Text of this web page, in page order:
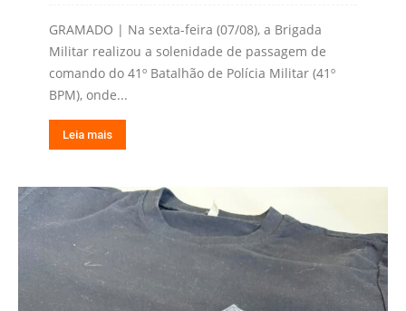
GRAMADO | Na sexta-feira (07/08), a Brigada
Militar realizou a solenidade de passagem de
comando do 41º Batalhão de Polícia Militar (41º
BPM), onde...
Leia mais